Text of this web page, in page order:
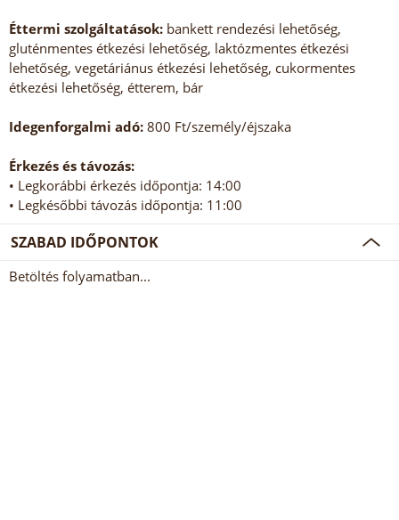
Éttermi szolgáltatások: bankett rendezési lehetőség,
gluténmentes étkezési lehetőség, laktózmentes étkezési
lehetőség, vegetáriánus étkezési lehetőség, cukormentes
étkezési lehetőség, étterem, bár
Idegenforgalmi adó: 800 Ft/személy/éjszaka
Érkezés és távozás:
• Legkorábbi érkezés időpontja: 14:00
• Legkésőbbi távozás időpontja: 11:00
SZABAD IDŐPONTOK
Betöltés folyamatban...